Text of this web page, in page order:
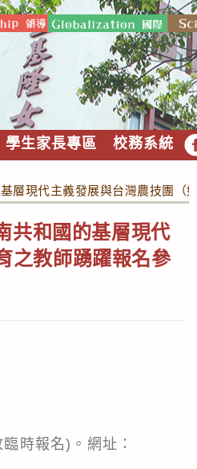
學生家長專區 校務系統
層現代主義發展與台灣農技團
共和國的基層現代
之教師踴躍報名參
時報名)。網址：